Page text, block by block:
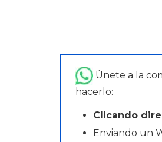
Únete a la
hacerlo:
Clicando
Enviando un